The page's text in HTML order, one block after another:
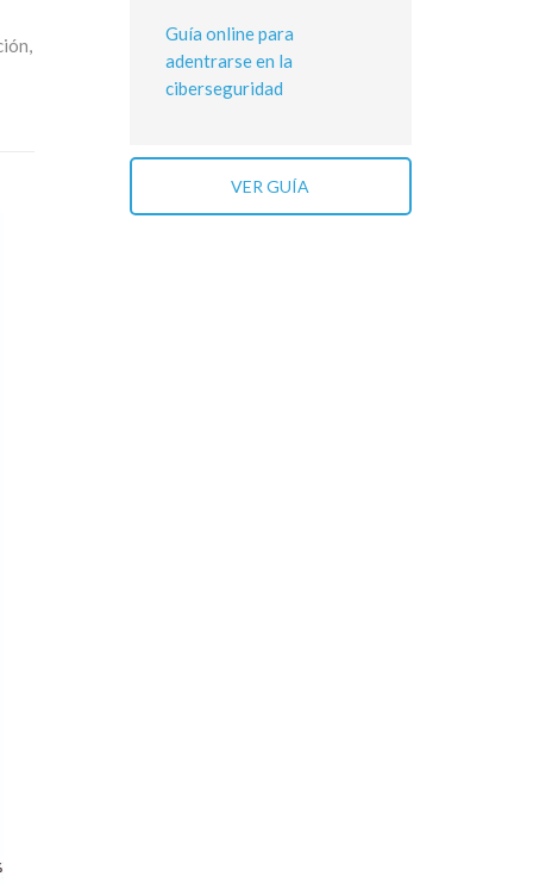
Guía online para
adentrarse en la
ciberseguridad
VER GUÍA